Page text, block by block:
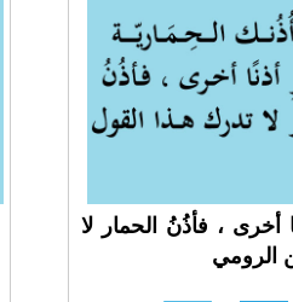
أخرى ، فأذُنُ الحمار لا
الرومي